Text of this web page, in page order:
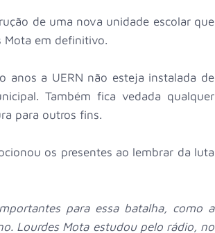
de uma nova unidade escolar que
Mota em definitivo.
anos a UERN não esteja instalada de
Também fica vedada qualquer
para outros fins.
os presentes ao lembrar da luta
para essa batalha, como a
Lourdes Mota estudou pelo rádio, no